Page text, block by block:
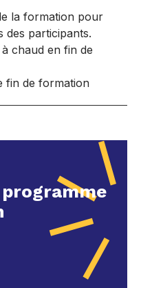
la formation pour
des participants.
chaud en fin de
fin de formation